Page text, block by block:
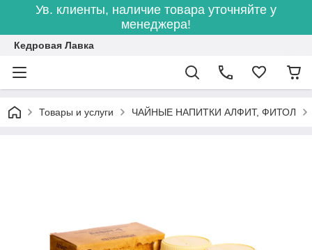
Ув. клиенты, наличие товара уточняйте у
менеджера!
Кедровая Лавка
Товары и услуги ЧАЙНЫЕ НАПИТКИ АЛФИТ, ФИТОЛ